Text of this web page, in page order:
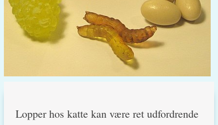
Lopper hos katte kan være ret udfordrende